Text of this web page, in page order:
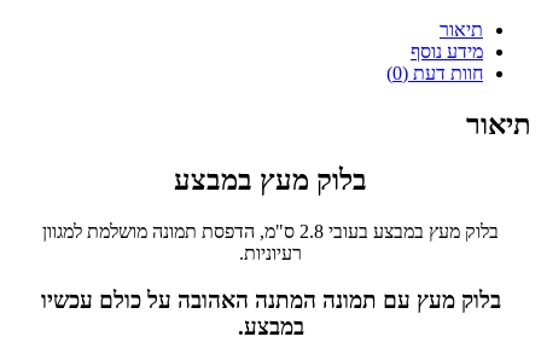
תיאור
מידע נוסף
חוות דעת (0)
תיאור
בלוק מעץ במבצע
בלוק מעץ במבצע בעובי 2.8 ס"מ, הדפסת תמונה מושלמת למגוון
רעיוניות.
בלוק מעץ עם תמונה המתנה האהובה על כולם עכשיו
במבצע.